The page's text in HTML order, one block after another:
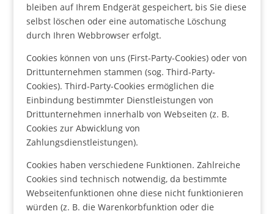
bleiben auf Ihrem Endgerät gespeichert, bis Sie diese
selbst löschen oder eine automatische Löschung
durch Ihren Webbrowser erfolgt.
Cookies können von uns (First-Party-Cookies) oder von
Drittunternehmen stammen (sog. Third-Party-
Cookies). Third-Party-Cookies ermöglichen die
Einbindung bestimmter Dienstleistungen von
Drittunternehmen innerhalb von Webseiten (z. B.
Cookies zur Abwicklung von
Zahlungsdienstleistungen).
Cookies haben verschiedene Funktionen. Zahlreiche
Cookies sind technisch notwendig, da bestimmte
Webseitenfunktionen ohne diese nicht funktionieren
würden (z. B. die Warenkorbfunktion oder die